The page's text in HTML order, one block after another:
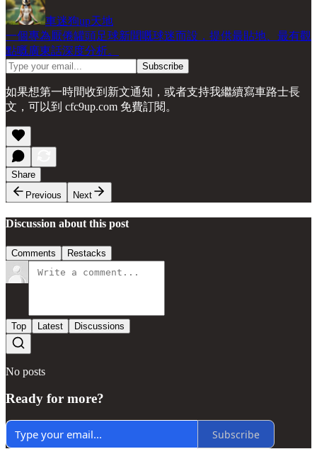
車迷狗up天地
一個專為厭倦罐頭足球新聞嘅球迷而設，提供最貼地、最有觀
點嘅廣東話深度分析。
如果想第一時間收到新文通知，或者支持我繼續寫車路士長
文，可以到 cfc9up.com 免費訂閱。
Share
Previous
Next
Discussion about this post
Comments Restacks
Top Latest Discussions
No posts
Ready for more?
Subscribe